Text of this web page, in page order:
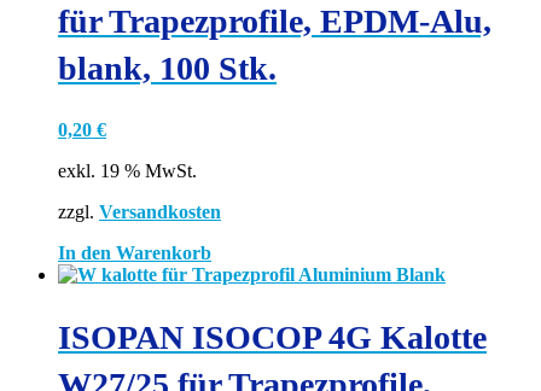
für Trapezprofile, EPDM-Alu,
blank, 100 Stk.
0,20 €
exkl. 19 % MwSt.
zzgl. Versandkosten
In den Warenkorb
ISOPAN ISOCOP 4G Kalotte